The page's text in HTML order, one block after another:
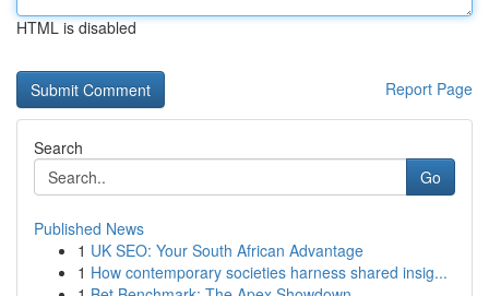
HTML is disabled
Report Page
Search
Go
Published News
1 UK SEO: Your South African Advantage
1 How contemporary societies harness shared insig...